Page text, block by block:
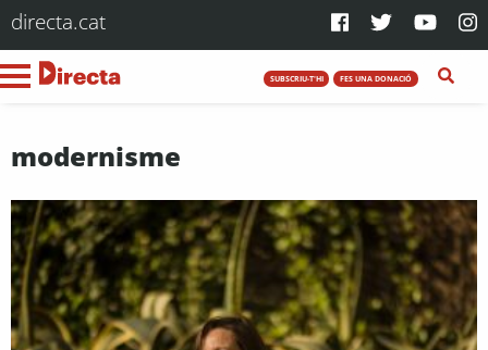
directa.cat
SUBSCRIU-T'HI FES UNA DONACIÓ
modernisme